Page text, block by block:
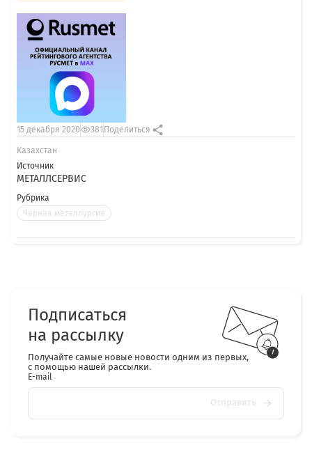
Источник
МЕТАЛЛСЕРВИС
Рубрика
Черная металлургия
15 декабря 2020 381 Поделиться
Казахстан
Подписаться
на рассылку
Получайте самые новые новости одним из первых,
с помощью нашей рассылки.
E-mail
Отправить